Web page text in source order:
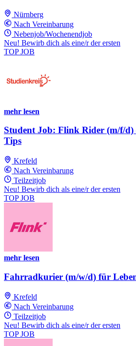
Nürnberg
Nach Vereinbarung
Nebenjob/Wochenendjob
Neu! Bewirb dich als eine/r der ersten
TOP JOB
mehr lesen
Student Job: Flink Rider (m/f/
Tips
Krefeld
Nach Vereinbarung
Teilzeitjob
Neu! Bewirb dich als eine/r der ersten
TOP JOB
mehr lesen
Fahrradkurier (m/w/d) für
Krefeld
Nach Vereinbarung
Teilzeitjob
Neu! Bewirb dich als eine/r der ersten
TOP JOB